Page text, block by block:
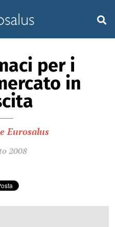
per i
in
Eurosalus
2008